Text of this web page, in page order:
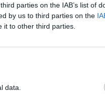
parties on the IAB’s list of
by us to third parties on the
it to other third parties.
data.